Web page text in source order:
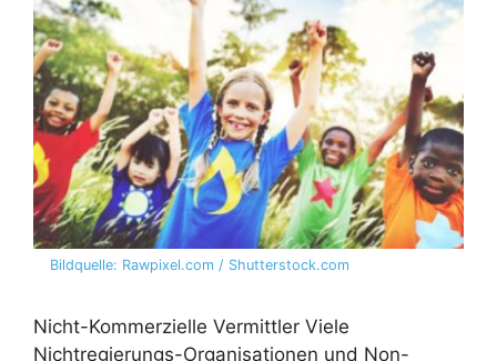
Bildquelle: Rawpixel.com / Shutterstock.com
Nicht-Kommerzielle Vermittler Viele
Nichtregierungs-Organisationen und Non-